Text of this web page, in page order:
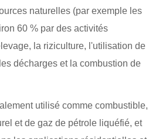
naturelles (par exemple les
60 % par des activités
la riziculture, l'utilisation de
décharges et la combustion de
utilisé comme combustible,
et de gaz de pétrole liquéfié, et